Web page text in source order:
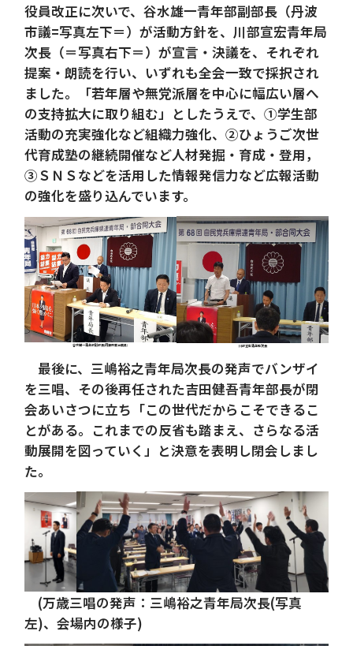
役員改正に次いで、谷水雄一青年部副部長（丹波
市議=写真左下＝）が活動方針を、川部宣宏青年局
次長（＝写真右下＝）が宣言・決議を、それぞれ
提案・朗読を行い、いずれも全会一致で採択され
ました。「若年層や無党派層を中心に幅広い層へ
の支持拡大に取り組む」としたうえで、①学生部
活動の充実強化など組織力強化、②ひょうご次世
代育成塾の継続開催など人材発掘・育成・登用，
③ＳＮＳなどを活用した情報発信力など広報活動
の強化を盛り込んでいます。
谷水雄一青年部副部長(丹波市議会議員) 川部宣宏青年局次長
最後に、三嶋裕之青年局次長の発声でバンザイ
を三唱、その後再任された吉田健吾青年部長が閉
会あいさつに立ち「この世代だからこそできるこ
とがある。これまでの反省も踏まえ、さらなる活
動展開を図っていく」と決意を表明し閉会しまし
た。
(万歳三唱の発声：三嶋裕之青年局次長(写真
左)、会場内の様子)